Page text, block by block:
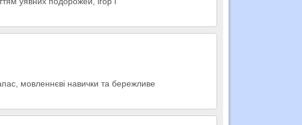
мовленнєві навички та бережливе